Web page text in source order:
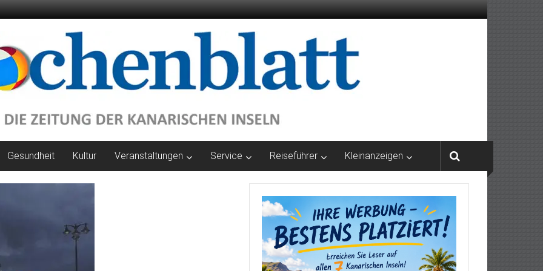
Gesundheit Kultur Veranstaltungen Service Reiseführer Kleinanzeigen